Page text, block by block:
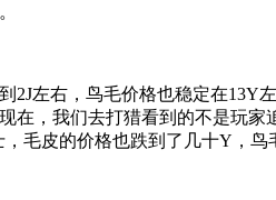
左右，鸟毛价格也稳定在
，我们去打猎看到的不是玩
毛皮的价格也跌到了几十Y，